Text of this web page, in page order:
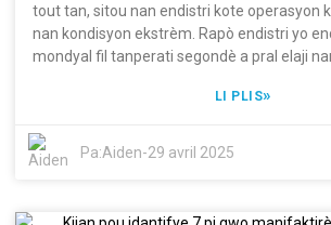
nou vle montre kijan li amelyore efikasite,
jeneral nan lojistik mondyal la. Nou la pou
devan nan yon peyizaj k ap vin pi
tout tan, sitou nan endistri kote operasyon
nan kondisyon ekstrèm. Rapò endistri yo
mondyal fil tanperati segondè a pral elaji
enèji. Nan tout materyèl ki disponib yo, Fil
tèmik eksepsyonèl li, rezistans chimik ak
ki gen kondisyon operasyonèl trè strik.
transfè inovatè sa a nan pwodiksyon kalite
LI PLIS»
Pa:Aiden-29 avril 2025